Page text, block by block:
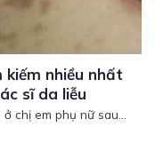
nhiều nhất
sĩ da liễu
chị em phụ nữ sau...